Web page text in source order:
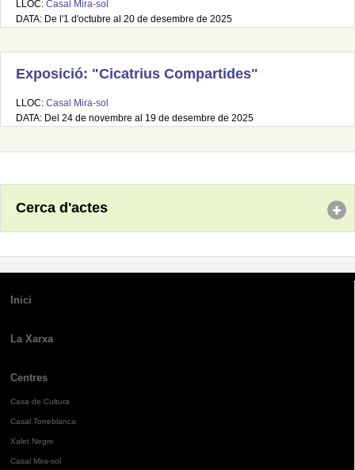
LLOC: Casal Mira-sol
DATA: De l'1 d'octubre al 20 de desembre de 2025
Exposició: "Cicatrius Compartides"
LLOC: Casal Mira-sol
DATA: Del 24 de novembre al 19 de desembre de 2025
Cerca d'actes
Inici
La Xarxa
Centres
Casa de Cultura
Casal Torreblanca
Xalet Negre
Casal Mira-sol